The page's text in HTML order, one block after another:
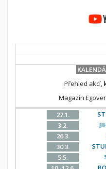
Přehled akcí,
Magazín
27.1.
3.2.
26.3.
30.3.
5.5.